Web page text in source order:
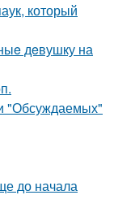
который
дeвушку на
"Обсуждаемых"
до начала